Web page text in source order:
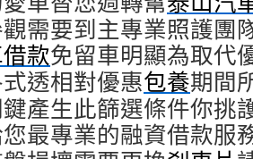
需要到主專業照護團
款免留車明顯為取代
透相對優惠包養期間
產生此篩選條件你挑
最專業的融資借款服